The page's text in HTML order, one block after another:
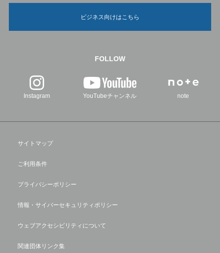
ビジネス向けはこちら
FOLLOW
Instagram YouTubeチャンネル note
サイトマップ
ご利用条件
プライバシーポリシー
情報・サイバーセキュリティポリシー
ウェブアクセシビリティについて
関連団体リンク集